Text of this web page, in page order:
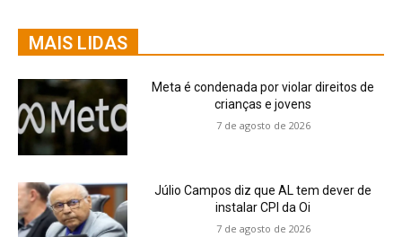
MAIS LIDAS
Meta é condenada por violar direitos de
crianças e jovens
7 de agosto de 2026
Júlio Campos diz que AL tem dever de
instalar CPI da Oi
7 de agosto de 2026